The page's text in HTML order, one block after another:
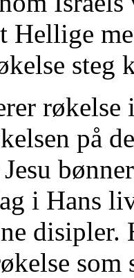
Hellige
steg
på
i Hans
disipler.